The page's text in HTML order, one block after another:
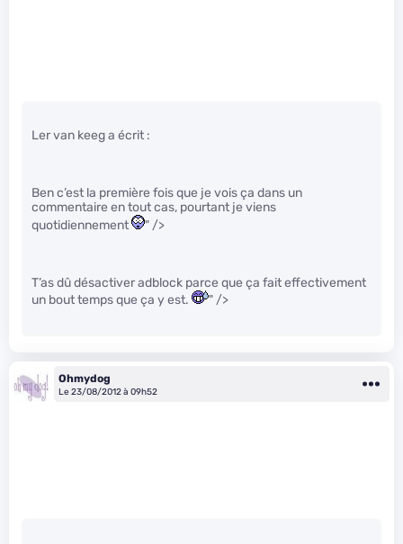
Ler van keeg a écrit :
Ben c’est la première fois que je vois ça dans un
commentaire en tout cas, pourtant je viens
quotidiennement
" />
T’as dû désactiver adblock parce que ça fait effectivement
un bout temps que ça y est.
" />
Ohmydog
Le 23/08/2012 à 09h52